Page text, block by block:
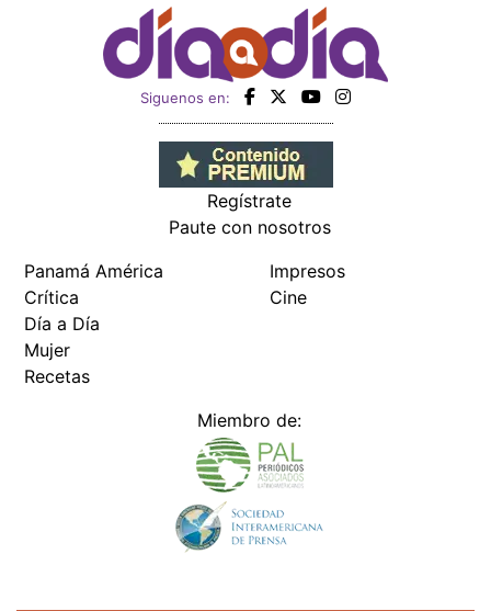
Siguenos en:
Regístrate
Paute con nosotros
Panamá América
Crítica
Día a Día
Mujer
Recetas
Impresos
Cine
Miembro de: